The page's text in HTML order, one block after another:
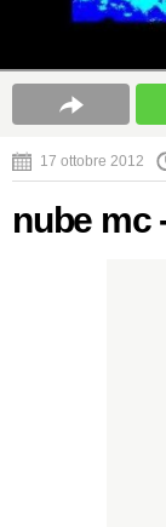
17 ottobre 2012
nube mc